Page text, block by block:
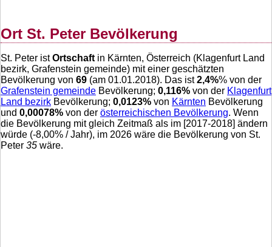
Ort St. Peter Bevölkerung
St. Peter istOrtschaft in Kärnten, Österreich (Klagenfurt Land
bezirk, Grafenstein gemeinde) mit einer geschätzten
Bevölkerung von 69 (am 01.01.2018). Das ist2,4%% von der
Grafenstein gemeinde Bevölkerung; 0,116% von der Klagenfurt
Land bezirk Bevölkerung; 0,0123% von Kärnten Bevölkerung
und 0,00078% von der österreichischen Bevölkerung. Wenn
die Bevölkerung mit gleich Zeitmaß als im [2017-2018] ändern
würde (-8,00% / Jahr), im 2026 wäre die Bevölkerung von St.
Peter 35 wäre.